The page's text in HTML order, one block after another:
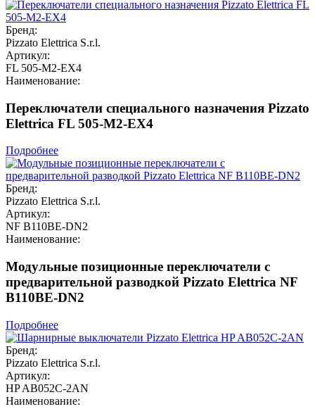
Бренд:
Pizzato Elettrica S.r.l.
Артикул:
FL 505-M2-EX4
Наименование:
Переключатели специального назначения Pizzato
Elettrica FL 505-M2-EX4
Подробнее
Бренд:
Pizzato Elettrica S.r.l.
Артикул:
NF B110BE-DN2
Наименование:
Модульные позиционные переключатели с
предварительной разводкой Pizzato Elettrica NF
B110BE-DN2
Подробнее
Бренд:
Pizzato Elettrica S.r.l.
Артикул:
HP AB052C-2AN
Наименование: